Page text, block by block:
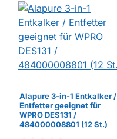
Alapure 3-in-1 Entkalker /
Entfetter geeignet für
WPRO DES131 /
484000008801 (12 St.)